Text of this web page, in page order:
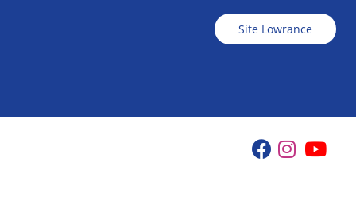
Site Lowrance